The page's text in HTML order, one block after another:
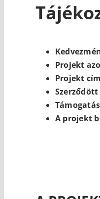
Projekt
Projekt
A projekt